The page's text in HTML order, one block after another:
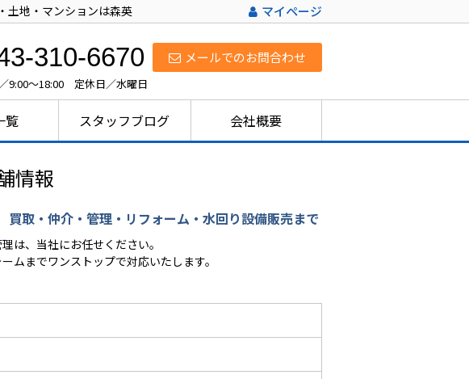
土地・マンションは森英 マイページ
メールでのお問合わせ
310-6670
9:00～18:00 定休日／水曜日
覧 スタッフブログ 会社概要
情報
買取・仲介・管理・リフォーム・水回り設備販売まで
は、当社にお任せください。
ムまでワンストップで対応いたします。